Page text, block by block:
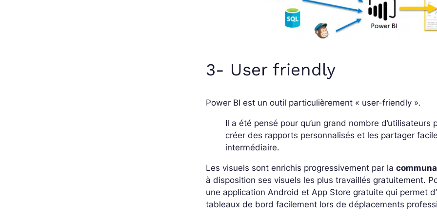
3- User friendly
Power BI est un outil particulièrement « user-friendly ».
Il a été pensé pour qu’un grand nombre
créer des rapports personnalisés et les partager
intermédiaire.
Les visuels sont enrichis progressivement par la
à disposition ses visuels les plus travaillés gratuitement.
une application Android et App Store gratuite qui permet
tableaux de bord facilement lors de déplacements